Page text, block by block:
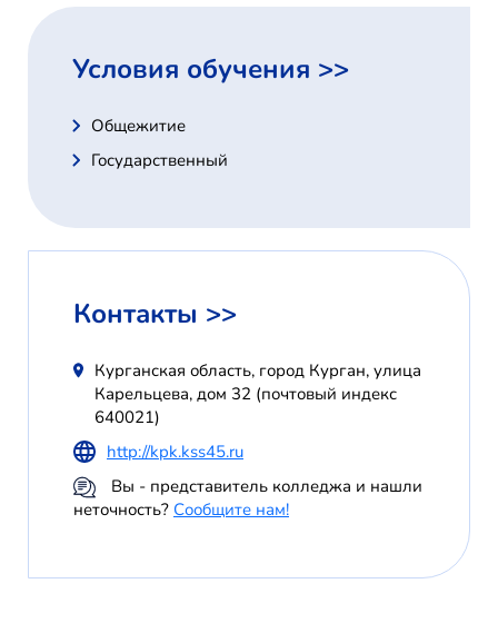
Условия обучения >>
Общежитие
Государственный
Контакты >>
Курганская область, город Курган, улица
Карельцева, дом 32 (почтовый индекс
640021)
http://kpk.kss45.ru
Вы - представитель колледжа и нашли
неточность? Сообщите нам!